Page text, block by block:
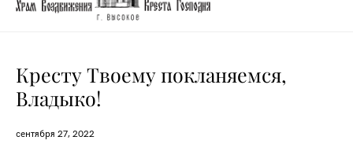
Кресту Твоему покланяемся,
Владыко!
сентября 27, 2022